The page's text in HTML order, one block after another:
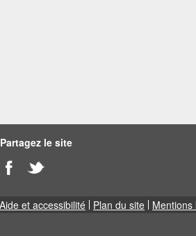
Partagez le site
Aide et accessibilité Plan du site Mentions